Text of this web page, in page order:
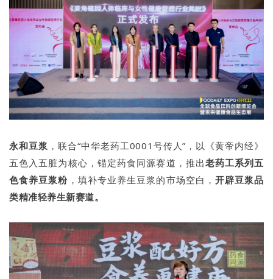
永和豆浆 ，联合“中华老药工0001号传人”，以《黄帝内经》
五色入五脏为核心，锚定药食同源赛道，推出老药工系列五
色食养豆浆粉 ，填补专业养生豆浆的市场空白，开辟豆浆品
类精准轻养生新赛道。